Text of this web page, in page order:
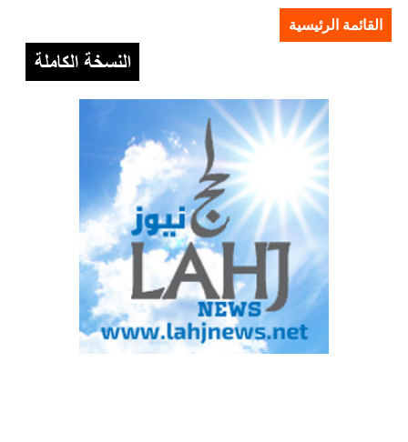
القائمة الرئيسية